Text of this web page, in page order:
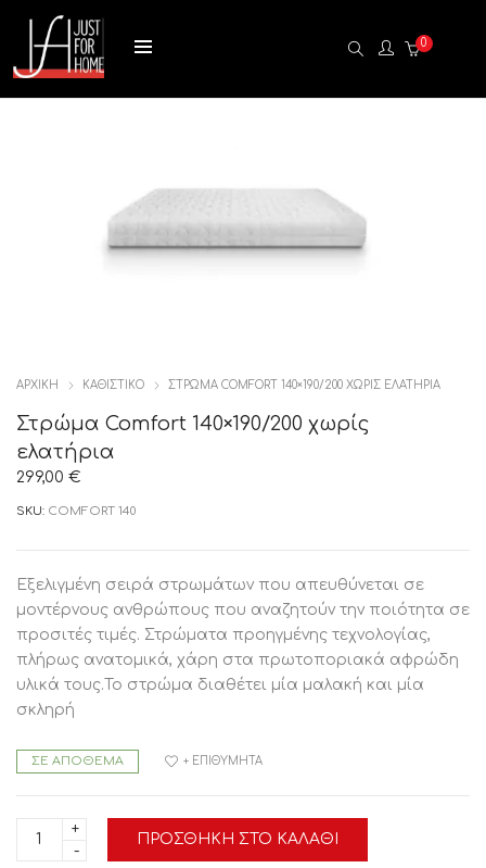
0
ΑΡΧΙΚΉ ΚΑΘΙΣΤΙΚΟ ΣΤΡΏΜΑ COMFORT 140×190/200 ΧΩΡΊΣ ΕΛΑΤΉΡΙΑ
Στρώμα Comfort 140×190/200 χωρίς
ελατήρια
299,00 €
SKU: COMFORT 140
Εξελιγμένη σειρά στρωμάτων που απευθύνεται σε
μοντέρνους ανθρώπους που αναζητούν την ποιότητα σε
προσιτές τιμές. Στρώματα προηγμένης τεχνολογίας,
πλήρως ανατομικά, χάρη στα πρωτοποριακά αφρώδη
υλικά τους.Το στρώμα διαθέτει μία μαλακή και μία
σκληρή
ΣΕ ΑΠΌΘΕΜΑ
Στρώμα
Comfort
140x190/200
ΠΡΟΣΘΉΚΗ ΣΤΟ ΚΑΛΆΘΙ
+ ΕΠΙΘΥΜΗΤΆ